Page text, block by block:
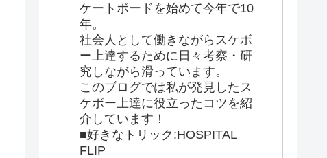
ケートボードを始めて今年で10
年。
社会人として働きながらスケボ
ー上達するために日々考察・研
究しながら滑っています。
このブログでは私が発見したス
ケボー上達に役立ったコツを紹
介しています！
■好きなトリック:HOSPITAL
FLIP